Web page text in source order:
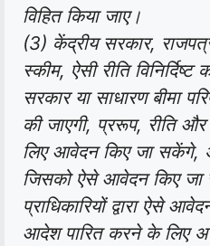
विहित किया जाए।
(3) केंद्रीय सरकार,
स्कीम, ऐसी रीति
सरकार या साधारण बीमा
की जाएगी, प्ररूप, रीति
लिए आवेदन किए जा सकेंगे,
जिसको ऐसे आवेदन किए जा
प्राधिकारियों द्वारा ऐसे
आदेश पारित करने के लिए